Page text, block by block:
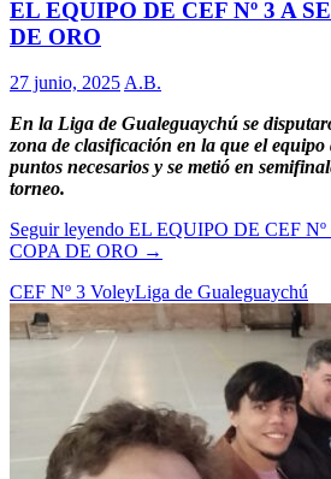
EL EQUIPO DE CEF Nº 3 A
DE ORO
27 junio, 2025 A.B.
En la Liga de Gualeguaychú se
zona de clasificación en la que el
puntos necesarios y se metió en
torneo.
Seguir leyendo EL EQUIPO DE CEF
COPA DE ORO →
CEF Nº 3 VoleyLiga de Gualeguaychú